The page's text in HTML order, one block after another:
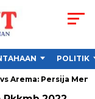
POLITIK
Arema: Persija